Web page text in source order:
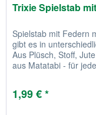
Trixie Spielstab
Spielstab mit Federn
gibt es in
Aus Plüsch, Stoff,
aus Matatabi - für
1,99 € *